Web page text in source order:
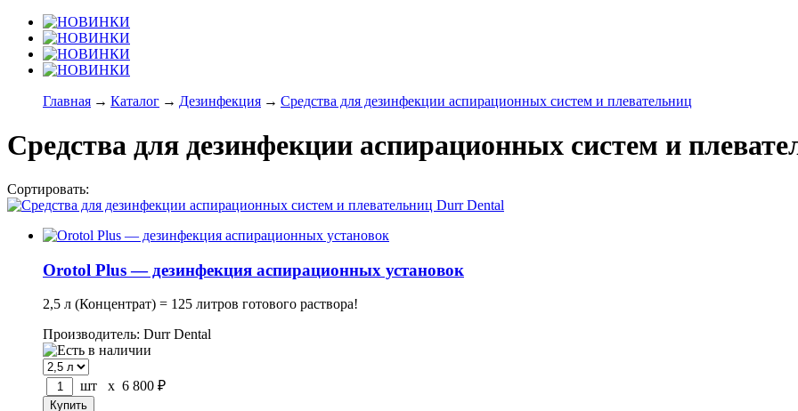
Главная → Каталог → Дезинфекция → Средства для дезинфекции аспирационных систем и плевательниц
Средства для дезинфекции аспирационных систем и
Сортировать:
Orotol Plus — дезинфекция аспирационных установок
2,5 л (Концентрат) = 125 литров готового раствора!
Производитель: Durr Dental
шт x 6 800 ₽